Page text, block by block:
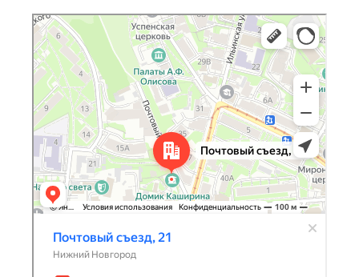
Нижний Новгород
Почтовый съезд, 21 — Яндекс Карты